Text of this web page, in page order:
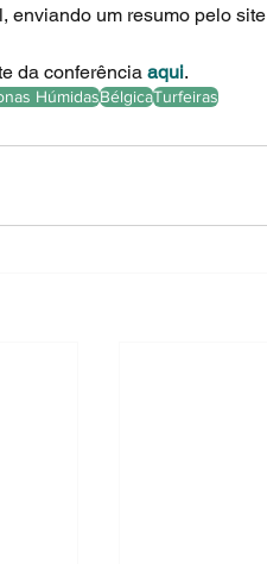
enviando um resumo pelo
da conferência aqui.
HúmidasBélgicaTurfeiras